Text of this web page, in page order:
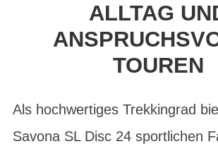
ALLTAG
TOUREN
Als hochwertiges Trekkingrad
Savona SL Disc 24 sportlichen